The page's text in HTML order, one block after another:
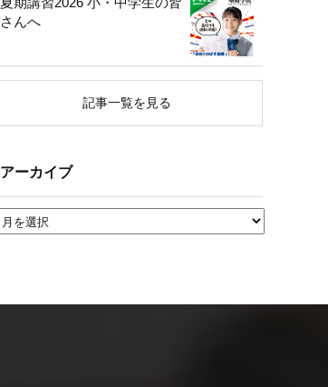
さんへ
記事一覧を見る
アーカイブ